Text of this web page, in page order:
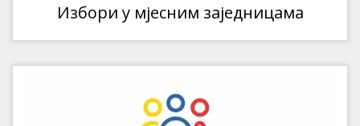
Избори у мјесним заједницама